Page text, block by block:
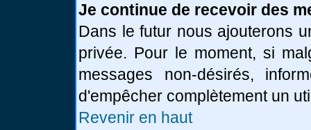
Je continue de recevoir des
Dans le futur nous ajouterons
privée. Pour le moment, si
messages non-désirés,
d'empêcher complètement un
Revenir en haut